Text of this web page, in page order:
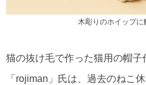
木彫りのホイップに
猫の抜け毛で作った猫用の帽
「rojiman」氏は、過去のねこ